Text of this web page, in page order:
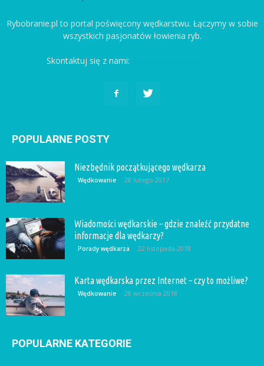
Rybobranie.pl to portal poświęcony wędkarstwu. Łączymy w sobie
wszystkich pasjonatów łowienia ryb.
Skontaktuj się z nami:
POPULARNE POSTY
Niezbędnik początkującego wędkarza
Wędkowanie 28 lutego 2017
Wiadomości wędkarskie – gdzie znaleźć przydatne
informacje dla wędkarzy?
Porady wędkarza 22 listopada 2018
Karta wędkarska przez Internet – czy to możliwe?
Wędkowanie 28 września 2018
POPULARNE KATEGORIE